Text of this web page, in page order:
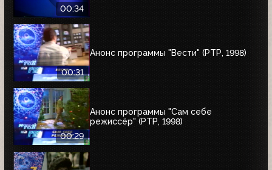
00:34
00:31
Анонс программы "Вести" (РТР, 1998)
00:29
Анонс программы "Сам себе
режиссёр" (РТР, 1998)